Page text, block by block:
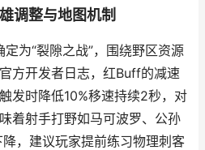
调整与地图机制
为“裂隙之战”，围绕野区资源
方开发者日志，红Buff的减速
发时降低10%移速持续2秒，对
着射手打野如马可波罗、公孙
，建议玩家提前练习物理刺客